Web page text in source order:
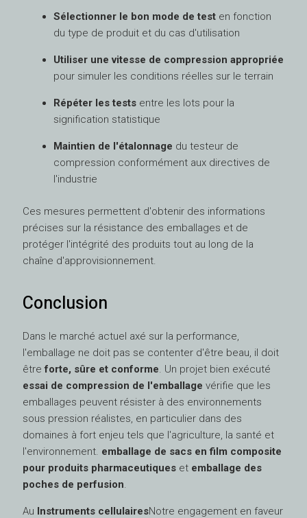
Sélectionner le bon mode de test en fonction
du type de produit et du cas d'utilisation
Utiliser une vitesse de compression appropriée
pour simuler les conditions réelles sur le terrain
Répéter les tests entre les lots pour la
signification statistique
Maintien de l'étalonnage du testeur de
compression conformément aux directives de
l'industrie
Ces mesures permettent d'obtenir des informations
précises sur la résistance des emballages et de
protéger l'intégrité des produits tout au long de la
chaîne d'approvisionnement.
Conclusion
Dans le marché actuel axé sur la performance,
l'emballage ne doit pas se contenter d'être beau, il doit
êtreforte, sûre et conforme . Un projet bien exécuté
essai de compression de l'emballage vérifie que les
emballages peuvent résister à des environnements
sous pression réalistes, en particulier dans des
domaines à fort enjeu tels que l'agriculture, la santé et
l'environnement. emballage de sacs en film composite
pour produits pharmaceutiques et emballage des
poches de perfusion
Au Instruments cellulairesNotre engagement en faveur